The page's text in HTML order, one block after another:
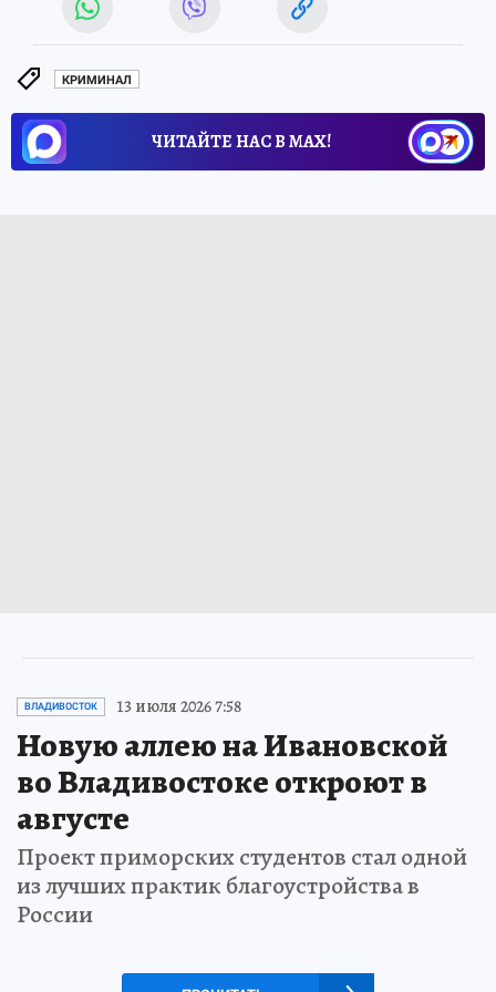
КРИМИНАЛ
ЧИТАЙТЕ НАС В МАХ!
ВЛАДИВОСТОК 13 июля 2026 7:58
Новую аллею на Ивановской
во Владивостоке откроют в
августе
Проект приморских студентов стал одной
из лучших практик благоустройства в
России